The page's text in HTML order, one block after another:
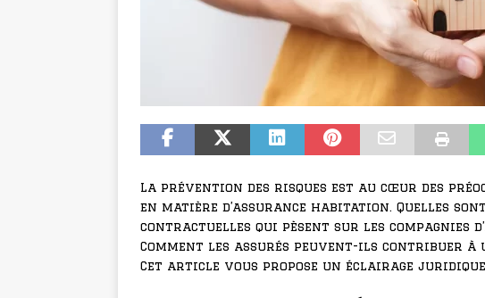
La prévention des risques est au cœur des
en matière d’assurance habitation. Quelles
contractuelles qui pèsent sur les compagnies
Comment les assurés peuvent-ils contribuer à
Cet article vous propose un éclairage